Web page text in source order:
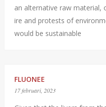
an alternative raw material,
ire and protests of
would be sustainable
FLUONEE
17 februari, 2023